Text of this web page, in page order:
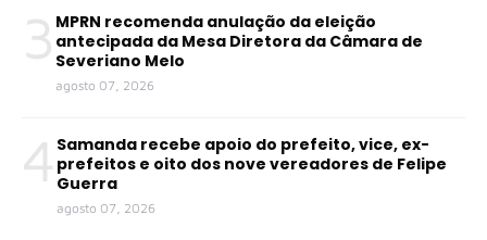
3 MPRN recomenda anulação da eleição
antecipada da Mesa Diretora da Câmara de
Severiano Melo
agosto 07, 2026
4 Samanda recebe apoio do prefeito, vice, ex-
prefeitos e oito dos nove vereadores de Felipe
Guerra
agosto 07, 2026